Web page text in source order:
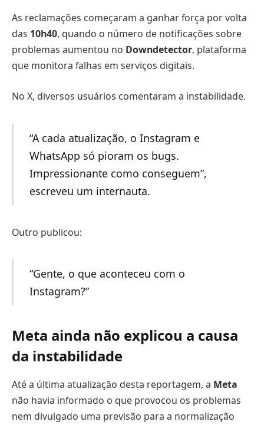
As reclamações começaram a ganhar força por volta
das 10h40, quando o número de notificações sobre
problemas aumentou no Downdetector, plataforma
que monitora falhas em serviços digitais.
No X, diversos usuários comentaram a instabilidade.
“A cada atualização, o Instagram e
WhatsApp só pioram os bugs.
Impressionante como conseguem”,
escreveu um internauta.
Outro publicou:
“Gente, o que aconteceu com o
Instagram?”
Meta ainda não explicou a causa
da instabilidade
Até a última atualização desta reportagem, a Meta
não havia informado o que provocou os problemas
nem divulgado uma previsão para a normalização